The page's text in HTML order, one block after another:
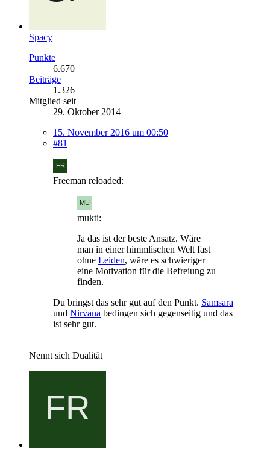
Spacy
Punkte
6.670
Beiträge
1.326
Mitglied seit
29. Oktober 2014
15. November 2016 um 00:50
#81
Freeman reloaded:
mukti:
Ja das ist der beste Ansatz. Wäre
man in einer himmlischen Welt fast
ohne Leiden, wäre es schwieriger
eine Motivation für die Befreiung zu
finden.
Du bringst das sehr gut auf den Punkt. Samsara
und Nirvana bedingen sich gegenseitig und das
ist sehr gut.
Nennt sich Dualität